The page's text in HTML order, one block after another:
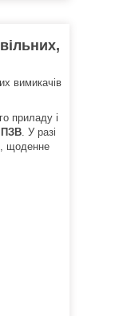
вимикачів
приладу і
ПЗВ. У разі
щоденне